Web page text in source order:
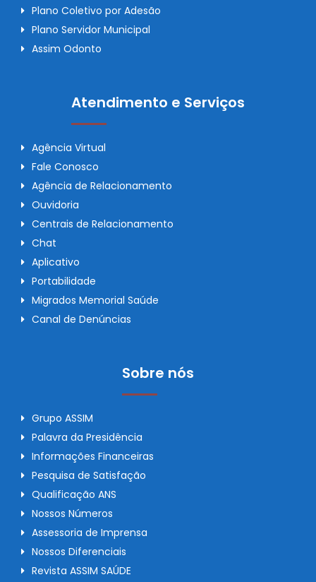
Plano Coletivo por Adesão
Plano Servidor Municipal
Assim Odonto
Atendimento e Serviços
Agência Virtual
Fale Conosco
Agência de Relacionamento
Ouvidoria
Centrais de Relacionamento
Chat
Aplicativo
Portabilidade
Migrados Memorial Saúde
Canal de Denúncias
Sobre nós
Grupo ASSIM
Palavra da Presidência
Informações Financeiras
Pesquisa de Satisfação
Qualificação ANS
Nossos Números
Assessoria de Imprensa
Nossos Diferenciais
Revista ASSIM SAÚDE